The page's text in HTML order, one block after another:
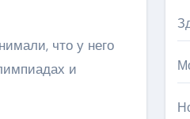
что у него
и